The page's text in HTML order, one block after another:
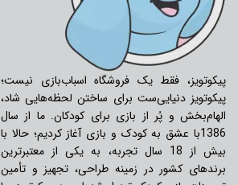
پیکوتویز، فقط یک فروشگاه اسباب‌بازی نیست؛
پیکوتویز دنیایی‌ست برای ساختن لحظه‌هایی شاد،
الهام‌بخش و پُر از بازی برای کودکان. ما از سال
1386با عشق به کودک و بازی آغاز کردیم؛ حالا با
بیش از 18 سال تجربه، به یکی از معتبرترین
برندهای کشور در زمینه طراحی، تجهیز و تأمین